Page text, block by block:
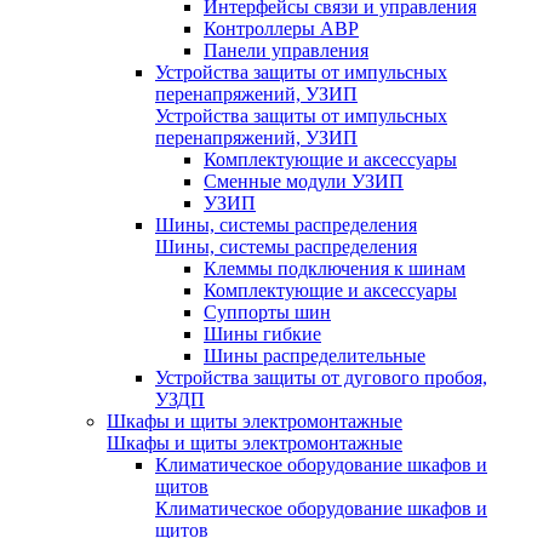
Интерфейсы связи и управления
Контроллеры АВР
Панели управления
Устройства защиты от импульсных
перенапряжений, УЗИП
Устройства защиты от импульсных
перенапряжений, УЗИП
Комплектующие и аксессуары
Сменные модули УЗИП
УЗИП
Шины, системы распределения
Шины, системы распределения
Клеммы подключения к шинам
Комплектующие и аксессуары
Суппорты шин
Шины гибкие
Шины распределительные
Устройства защиты от дугового пробоя,
УЗДП
Шкафы и щиты электромонтажные
Шкафы и щиты электромонтажные
Климатическое оборудование шкафов и
щитов
Климатическое оборудование шкафов и
щитов